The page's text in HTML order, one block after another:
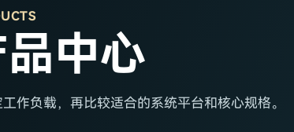
中心
作负载，再比较适合的系统平台和核心规格。